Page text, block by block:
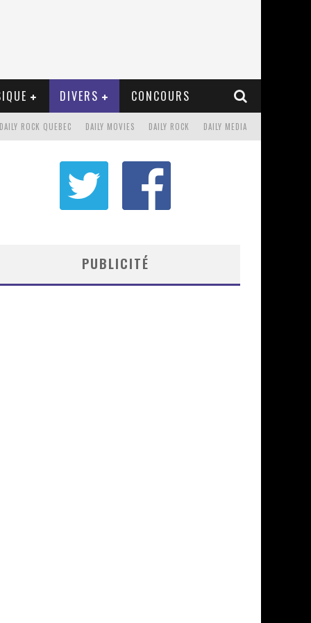
DIVERS CONCOURS
DAILY MEDIA
DAILY ROCK
DAILY MOVIES
DAILY ROCK QUEBEC
PUBLICITÉ